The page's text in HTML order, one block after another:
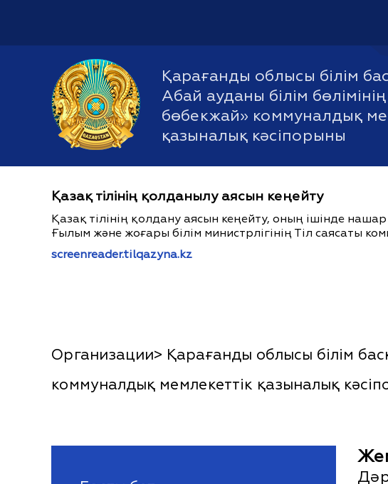
Қарағанды облысы білім
Абай ауданы білім
бөбекжай» коммуналдық
қазыналық кәсіпорыны
Қазақ тілінің қолданылу аясын кеңейту
Қазақ тілінің қолдану аясын кеңейту, оның ішінде
Ғылым және жоғары білім министрлігінің Тіл саясаты
screenreader.tilqazyna.kz
Организации> Қарағанды облысы білім
коммуналдық мемлекеттік қазыналық